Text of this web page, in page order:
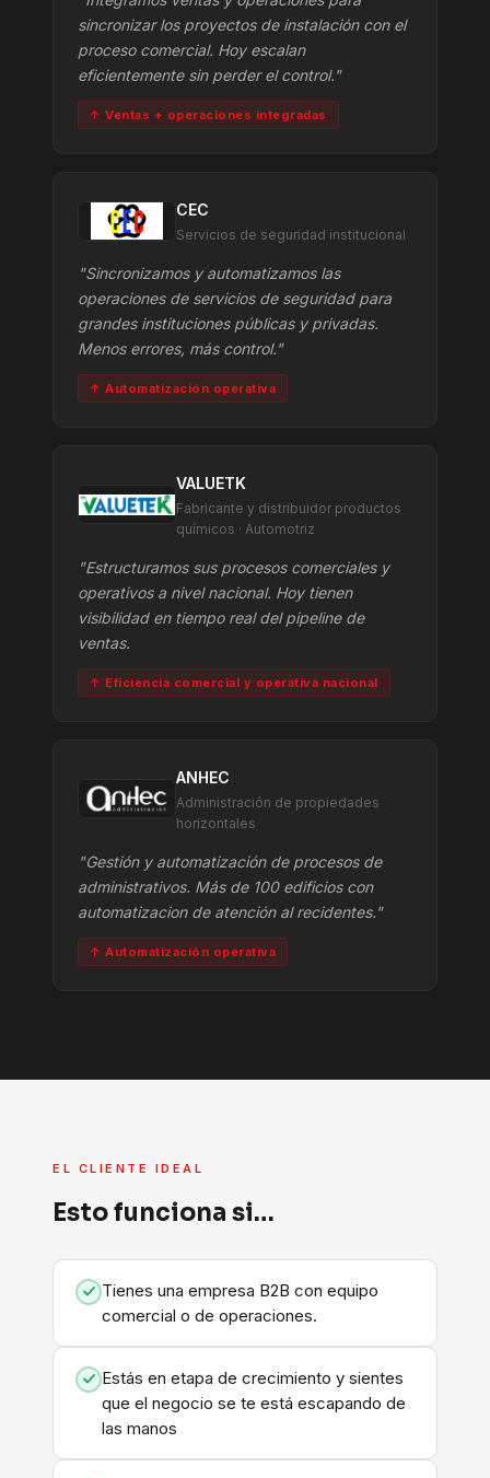
sincronizar los proyectos de instalación con el
proceso comercial. Hoy escalan
eficientemente sin perder el control."
↑ Ventas + operaciones integradas
CEC
Servicios de seguridad institucional
"Sincronizamos y automatizamos las
operaciones de servicios de seguridad para
grandes instituciones públicas y privadas.
Menos errores, más control."
↑ Automatización operativa
VALUETK
Fabricante y distribuidor productos
químicos · Automotriz
"Estructuramos sus procesos comerciales y
operativos a nivel nacional. Hoy tienen
visibilidad en tiempo real del pipeline de
ventas.
↑ Eficiencia comercial y operativa nacional
ANHEC
Administración de propiedades
horizontales
"Gestión y automatización de procesos de
administrativos. Más de 100 edificios con
automatizacion de atención al recidentes."
↑ Automatización operativa
EL CLIENTE IDEAL
Esto funciona si…
Tienes una empresa B2B con equipo
comercial o de operaciones.
Estás en etapa de crecimiento y sientes
que el negocio se te está escapando de
las manos